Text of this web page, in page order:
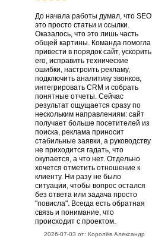
До начала работы думал, что SEO
это просто статьи и ссылки.
Оказалось, что это лишь часть
общей картины. Команда помогла
привести в порядок сайт, ускорить
его, исправить технические
ошибки, настроить рекламу,
подключить аналитику звонков,
интегрировать CRM и собрать
понятные отчеты. Сейчас
результат ощущается сразу по
нескольким направлениям: сайт
получает больше посетителей из
поиска, реклама приносит
стабильные заявки, а руководству
не приходится гадать, что
окупается, а что нет. Отдельно
хочется отметить отношение к
клиенту. Ни разу не было
ситуации, чтобы вопрос остался
без ответа или задача просто
"повисла". Всегда есть обратная
связь и понимание, что
происходит с проектом.
2026-07-03 от: Королёв Александр